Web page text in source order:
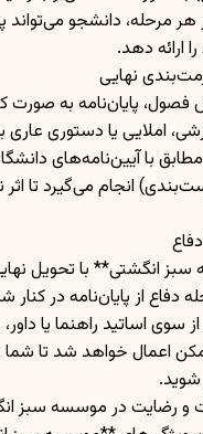
مرحله، دانشجو می‌تواند
ارائه دهد.
نهایی
فصول، پایان‌نامه به صورت
املایی یا دستوری
با آیین‌نامه‌های
انجام می‌گیرد تا
انگشتی** با تحویل نهایی
دفاع از پایان‌نامه در
سوی اساتید راهنما یا
اعمال خواهد شد تا شما
رضایت در موسسه سبز